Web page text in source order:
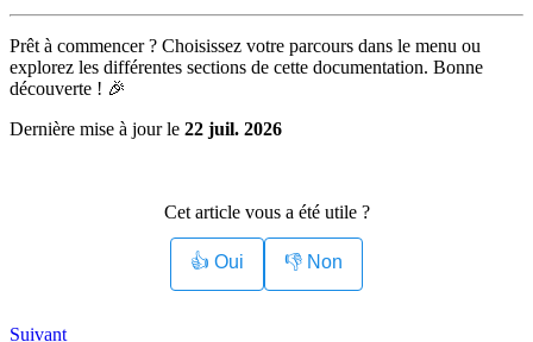
Prêt à commencer ? Choisissez votre parcours dans le menu ou
explorez les différentes sections de cette documentation. Bonne
découverte ! 🎉
Dernière mise à jourle 22 juil. 2026
Cet article vous a été utile ?
👍 Oui 👎 Non
Suivant